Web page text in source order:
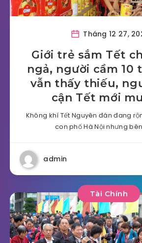
Tháng 12 27,
Giới trẻ sắm Tết
ngả, người cầm 10
vẫn thấy thiếu,
cận Tết mới
Không khí Tết Nguyên đán đang
con phố Hà Nội nhưng
admin
Tài Chính